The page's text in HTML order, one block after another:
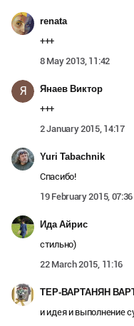
renata
+++
8 May 2013, 11:42
Я Янаев Виктор
+++
2 January 2015, 14:17
Yuri Tabachnik
Спасибо!
19 February 2015, 07:36
Ида Айрис
стильно)
22 March 2015, 11:16
ТЕР-ВАРТАНЯН
и идея и выполнение